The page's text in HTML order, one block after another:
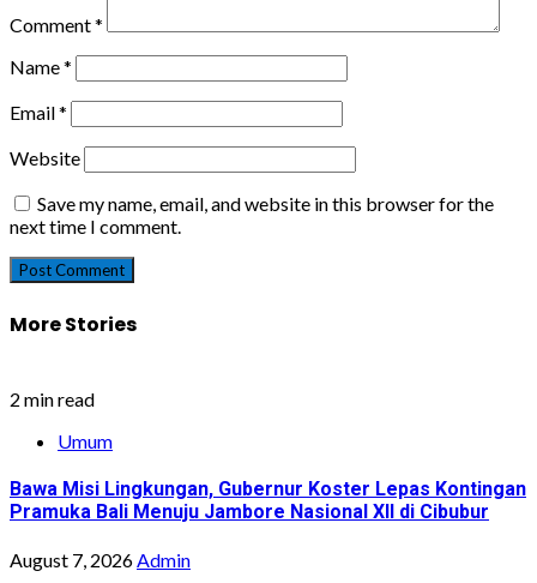
Comment*
Name*
Email*
Website
Save my name, email, and website in this browser for the
next time I comment.
More Stories
2 min read
Umum
Bawa Misi Lingkungan, Gubernur Koster Lepas Kontingan
Pramuka Bali Menuju Jambore Nasional XII di Cibubur
August 7, 2026Admin